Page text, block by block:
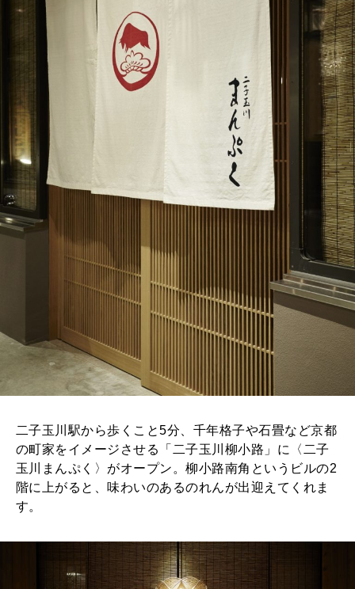
2026年2月号「良運を掴む 新・開運術。」
2026年1月号「猫がいれば、幸せ」
2025年12月号「お酒の新常識。」
二子玉川駅から歩くこと5分、千年格子や石畳など京都
の町家をイメージさせる「二子玉川柳小路」に〈二子
玉川まんぷく〉がオープン。柳小路南角というビルの2
階に上がると、味わいのあるのれんが出迎えてくれま
す。